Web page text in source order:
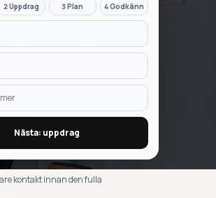
2 Uppdrag 3 Plan 4 Godkänn
Nästa: uppdrag
kontakt innan den fulla